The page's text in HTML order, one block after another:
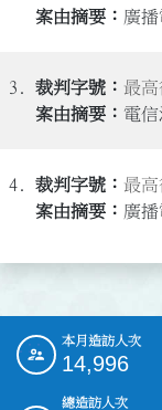
廣
3.
最
電信
4.
最
廣
::: 本月造訪人次
14,996
總造訪人次